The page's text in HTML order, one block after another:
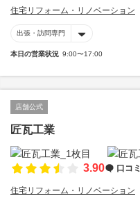
住宅リフォーム・リノベーション
出張・訪問専門
本日の営業状況 9:00〜17:00
店舗公式
匠瓦工業
3.90 口コミ
住宅リフォーム・リノベーション